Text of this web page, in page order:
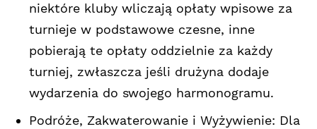
niektóre kluby wliczają opłaty wpisowe za
turnieje w podstawowe czesne, inne
pobierają te opłaty oddzielnie za każdy
turniej, zwłaszcza jeśli drużyna dodaje
wydarzenia do swojego harmonogramu.
Podróże, Zakwaterowanie i Wyżywienie: Dla